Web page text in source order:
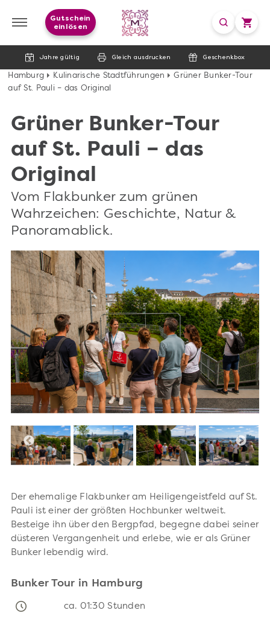
Jahre gültig Gleich ausdrucken Geschenkbox
Gutschein
einlösen
Hamburg Kulinarische Stadtführungen
Grüner Bunker-Tour
auf St. Pauli – das Original
Grüner Bunker-Tour
auf St. Pauli – das
Original
Vom Flakbunker zum grünen
Wahrzeichen: Geschichte, Natur &
Panoramablick.
Der ehemalige Flakbunker am Heiligengeistfeld auf St.
Pauli ist einer der größten Hochbunker weltweit.
Besteige ihn über den Bergpfad, begegne dabei seiner
düsteren Vergangenheit und erlebe, wie er als Grüner
Bunker lebendig wird.
Bunker Tour in Hamburg
ca. 01:30 Stunden